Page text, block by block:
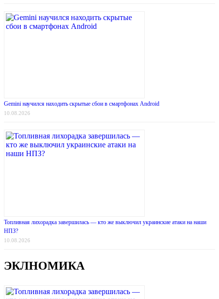
Gemini научился находить скрытые сбои в смартфонах Android
10.08.2026
Топливная лихорадка завершилась — кто же выключил украинские атаки на наши
НПЗ?
10.08.2026
ЭКЛНОМИКА